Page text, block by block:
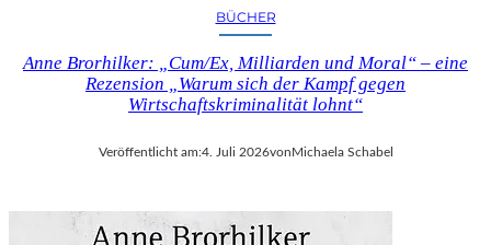
BÜCHER
Anne Brorhilker: „Cum/Ex, Milliarden und Moral“ – eine
Rezension „Warum sich der Kampf gegen
Wirtschaftskriminalität lohnt“
Veröffentlicht am:4. Juli 2026vonMichaela Schabel